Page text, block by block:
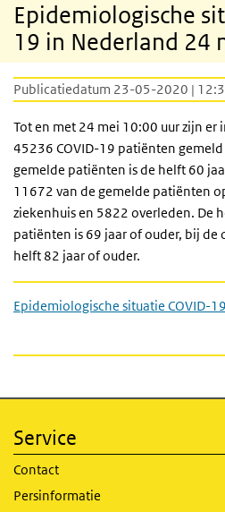
Epidemiologische
19 in Nederland 24
Publicatiedatum 23-05-2020 |
Tot en met 24 mei 10:00 uur zijn er
45236 COVID-19 patiënten gemeld
gemelde patiënten is de helft 60
11672 van de gemelde patiënten
ziekenhuis en 5822 overleden. De
patiënten is 69 jaar of ouder, bij de
helft 82 jaar of ouder.
Epidemiologische situatie COVID-
Service
Contact
Persinformatie